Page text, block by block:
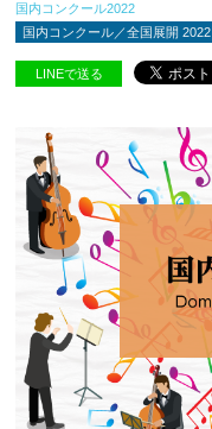
国内コンクール2022
国内コンクール／全国展開 2022
LINEで送る